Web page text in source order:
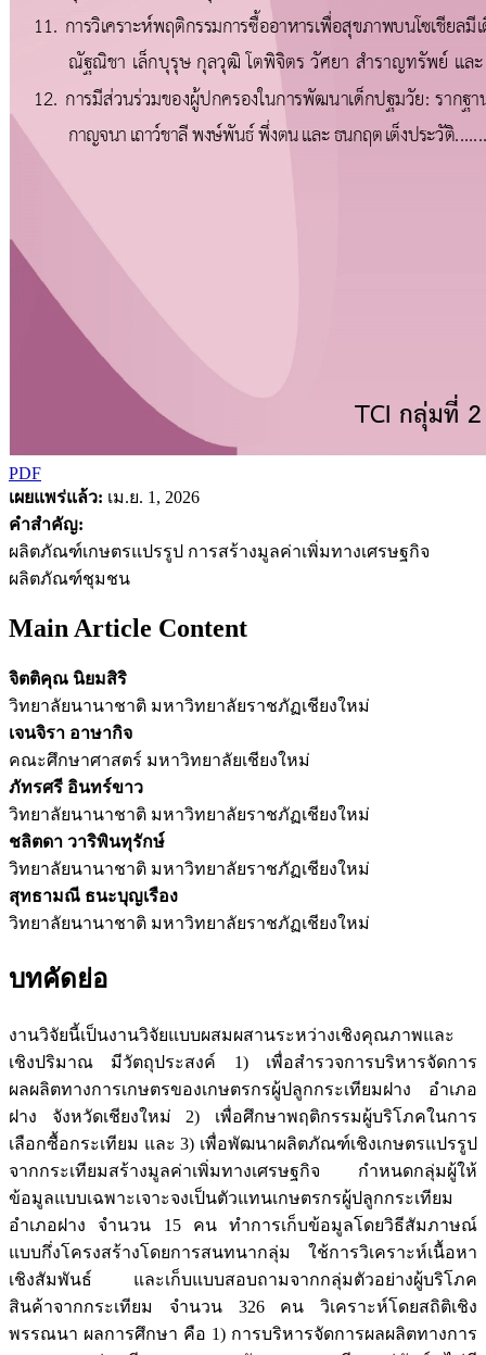
PDF
เผยแพร่แล้ว: เม.ย. 1, 2026
คำสำคัญ:
ผลิตภัณฑ์เกษตรแปรรูป การสร้างมูลค่าเพิ่มทางเศรษฐกิจ
ผลิตภัณฑ์ชุมชน
Main Article Content
จิตติคุณ นิยมสิริ
วิทยาลัยนานาชาติ มหาวิทยาลัยราชภัฏเชียงใหม่
เจนจิรา อาษากิจ
คณะศึกษาศาสตร์ มหาวิทยาลัยเชียงใหม่
ภัทรศรี อินทร์ขาว
วิทยาลัยนานาชาติ มหาวิทยาลัยราชภัฏเชียงใหม่
ชลิตดา วาริพินทุรักษ์
วิทยาลัยนานาชาติ มหาวิทยาลัยราชภัฏเชียงใหม่
สุทธามณี ธนะบุญเรือง
วิทยาลัยนานาชาติ มหาวิทยาลัยราชภัฏเชียงใหม่
บทคัดย่อ
งานวิจัยนี้เป็นงานวิจัยแบบผสมผสานระหว่างเชิงคุณภาพและ
เชิงปริมาณ มีวัตถุประสงค์ 1) เพื่อสำรวจการบริหารจัดการ
ผลผลิตทางการเกษตรของเกษตรกรผู้ปลูกกระเทียมฝาง อำเภอ
ฝาง จังหวัดเชียงใหม่ 2) เพื่อศึกษาพฤติกรรมผู้บริโภคในการ
เลือกซื้อกระเทียม และ 3) เพื่อพัฒนาผลิตภัณฑ์เชิงเกษตรแปรรูป
จากกระเทียมสร้างมูลค่าเพิ่มทางเศรษฐกิจ กำหนดกลุ่มผู้ให้
ข้อมูลแบบเฉพาะเจาะจงเป็นตัวแทนเกษตรกรผู้ปลูกกระเทียม
อำเภอฝาง จำนวน 15 คน ทำการเก็บข้อมูลโดยวิธีสัมภาษณ์
แบบกึ่งโครงสร้างโดยการสนทนากลุ่ม ใช้การวิเคราะห์เนื้อหา
เชิงสัมพันธ์ และเก็บแบบสอบถามจากกลุ่มตัวอย่างผู้บริโภค
สินค้าจากกระเทียม จำนวน 326 คน วิเคราะห์โดยสถิติเชิง
พรรณนา ผลการศึกษา คือ 1) การบริหารจัดการผลผลิตทางการ